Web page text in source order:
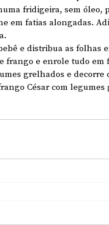
fridigeira, sem óleo,
em fatias alongadas.
e distribua as folhas
frango e enrole tudo em
grelhados e decorre
César com